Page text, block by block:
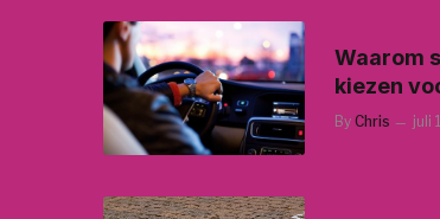
Waarom
kiezen
By Chris juli